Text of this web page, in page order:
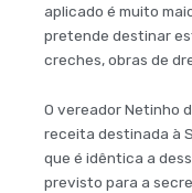
aplicado é muito
pretende destinar
creches, obras de
O vereador Netinho
receita destinada à
que é idêntica a
previsto para a